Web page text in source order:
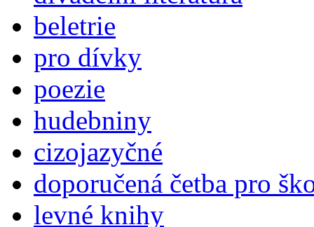
beletrie
pro dívky
poezie
hudebniny
cizojazyčné
doporučená četba pro
levné knihy